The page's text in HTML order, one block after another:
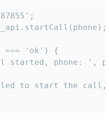
=== 'ok') {
started, phone: ',
to start the